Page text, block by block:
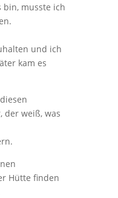
bin, musste ich
und ich
kam es
der weiß, was
Hütte finden